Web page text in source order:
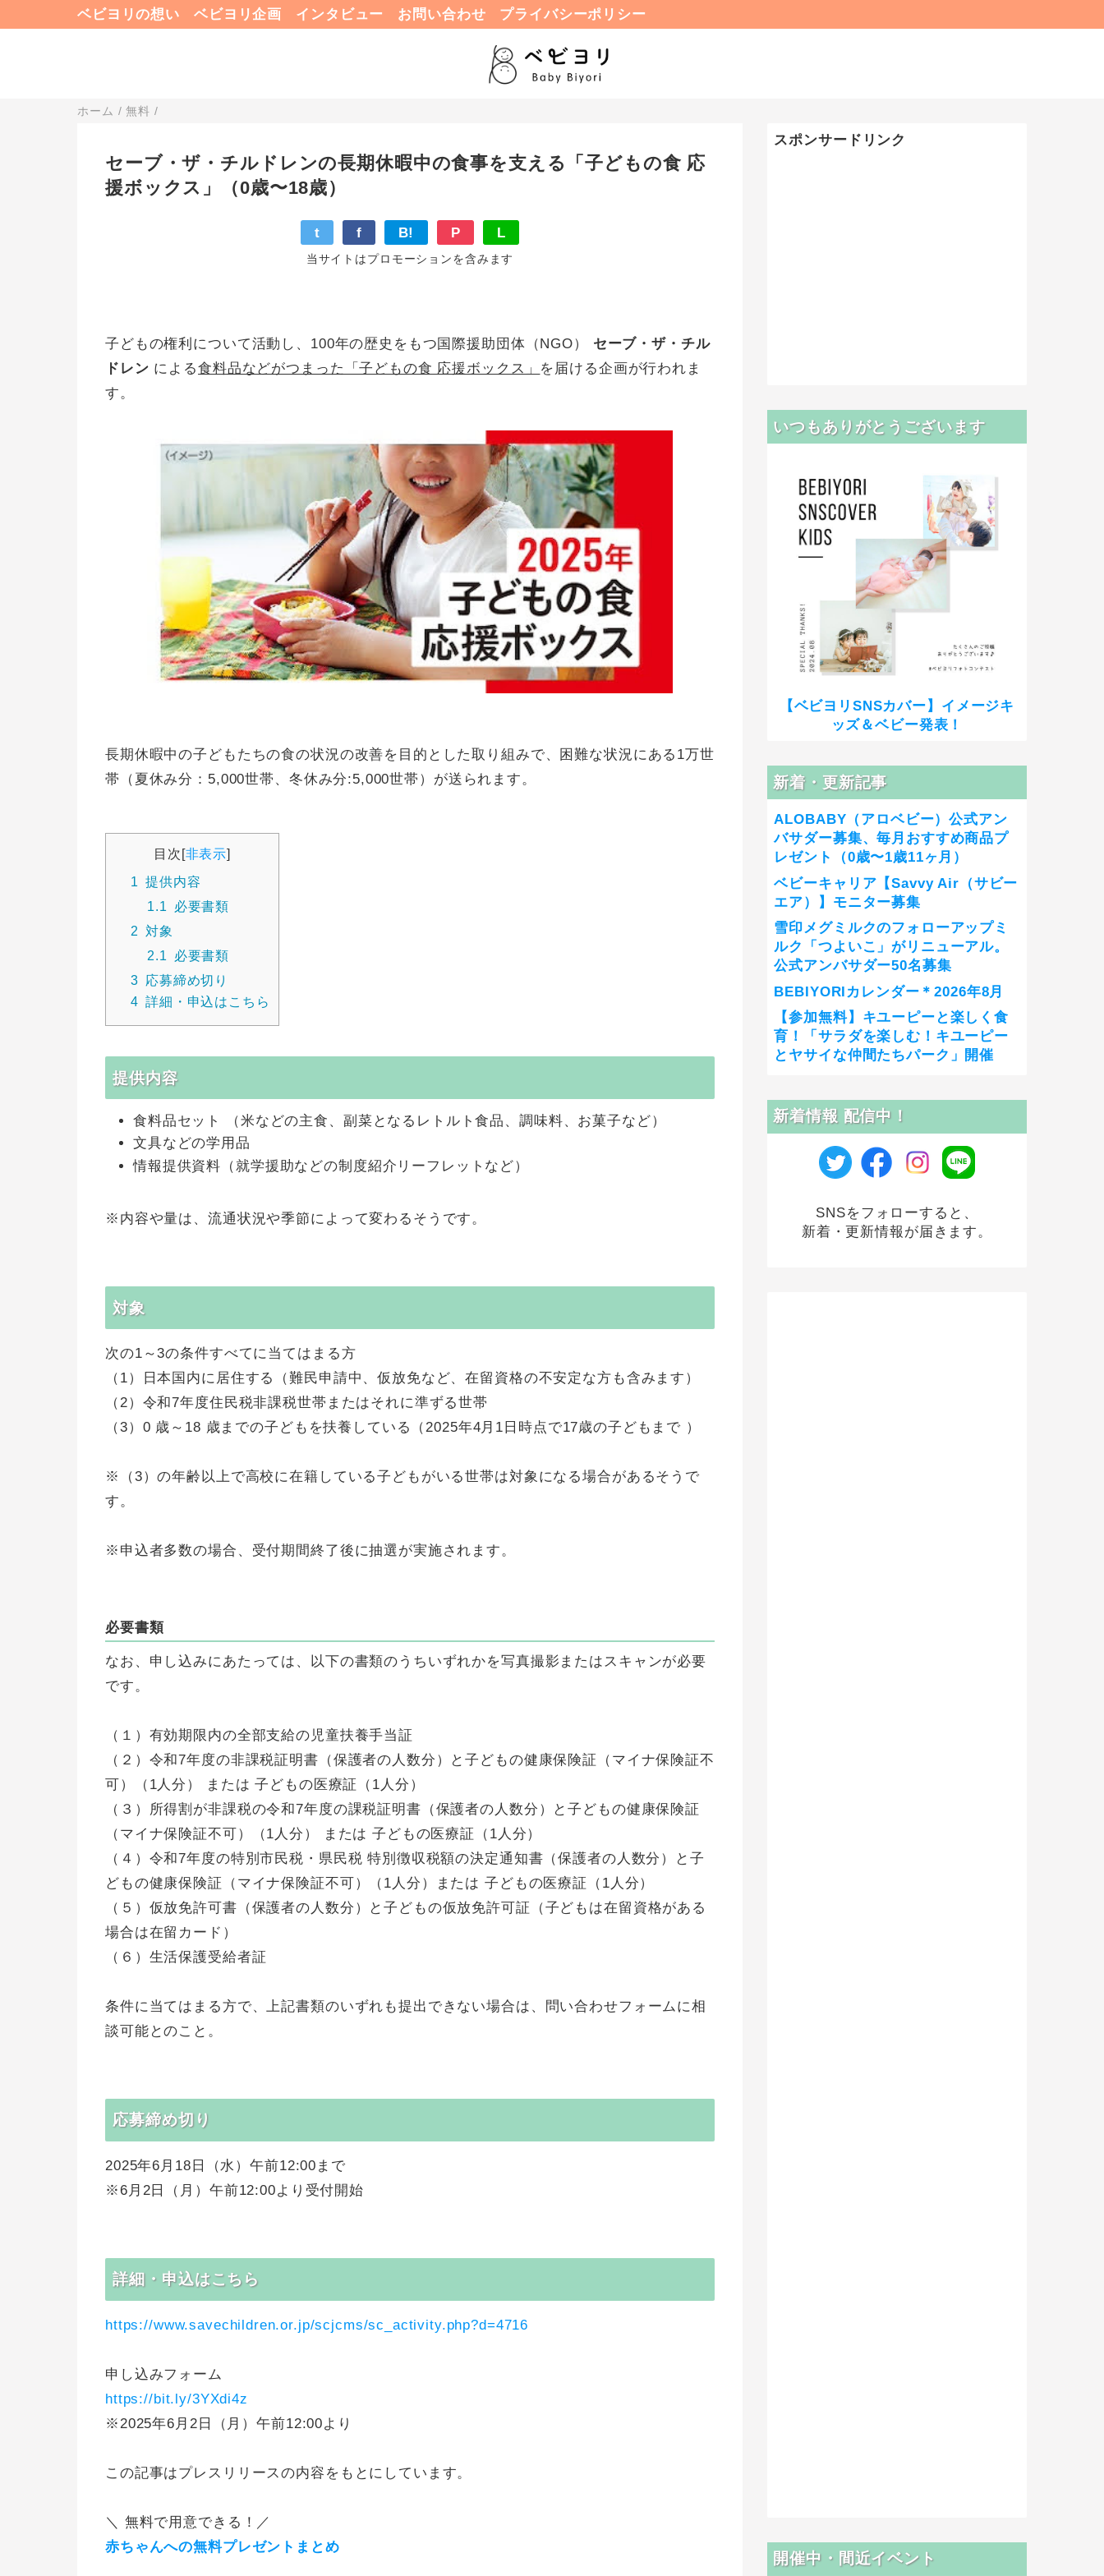
ベビヨリの想い ベビヨリ企画 インタビュー お問い合わせ プライバシーポリシー
ホーム /無料 /
セーブ・ザ・チルドレンの長期休暇中の食事を支える「子どもの食 応
援ボックス」（0歳〜18歳）
t f B! P L
当サイトはプロモーションを含みます
子どもの権利について活動し、100年の歴史をもつ国際援助団体（NGO） セーブ・ザ・チル
ドレン による食料品などがつまった「子どもの食 応援ボックス」 を届ける企画が行われま
す。
長期休暇中の子どもたちの食の状況の改善を目的とした取り組みで、困難な状況にある1万世
帯（夏休み分：5,000世帯、冬休み分:5,000世帯）が送られます。
目次[非表示]
1 提供内容
1.1
必要書類
2 対象
2.1
必要書類
3 応募締め切り
4 詳細・申込はこちら
提供内容
食料品セット （米などの主食、副菜となるレトルト食品、調味料、お菓子など）
文具などの学用品
情報提供資料（就学援助などの制度紹介リーフレットなど）
※内容や量は、流通状況や季節によって変わるそうです。
対象
次の1～3の条件すべてに当てはまる方
（1）日本国内に居住する（難民申請中、仮放免など、在留資格の不安定な方も含みます）
（2）令和7年度住民税非課税世帯またはそれに準ずる世帯
（3）0 歳～18 歳までの子どもを扶養している（2025年4月1日時点で17歳の子どもまで ）
※（3）の年齢以上で高校に在籍している子どもがいる世帯は対象になる場合があるそうで
す。
※申込者多数の場合、受付期間終了後に抽選が実施されます。
必要書類
なお、申し込みにあたっては、以下の書類のうちいずれかを写真撮影またはスキャンが必要
です。
（１）有効期限内の全部支給の児童扶養手当証
（２）令和7年度の非課税証明書（保護者の人数分）と子どもの健康保険証（マイナ保険証不
可）（1人分） または 子どもの医療証（1人分）
（３）所得割が非課税の令和7年度の課税証明書（保護者の人数分）と子どもの健康保険証
（マイナ保険証不可）（1人分） または 子どもの医療証（1人分）
（４）令和7年度の特別市民税・県民税 特別徴収税額の決定通知書（保護者の人数分）と子
どもの健康保険証（マイナ保険証不可）（1人分）または 子どもの医療証（1人分）
（５）仮放免許可書（保護者の人数分）と子どもの仮放免許可証（子どもは在留資格がある
場合は在留カード）
（６）生活保護受給者証
条件に当てはまる方で、上記書類のいずれも提出できない場合は、問い合わせフォームに相
談可能とのこと。
応募締め切り
2025年6月18日（水）午前12:00まで
※6月2日（月）午前12:00より受付開始
詳細・申込はこちら
https://www.savechildren.or.jp/scjcms/sc_activity.php?d=4716
申し込みフォーム
https://bit.ly/3YXdi4z
※2025年6月2日（月）午前12:00より
この記事はプレスリリースの内容をもとにしています。
＼ 無料で用意できる！／
赤ちゃんへの無料プレゼントまとめ
スポンサードリンク
いつもありがとうございます
【ベビヨリSNSカバー】イメージキ
ッズ＆ベビー発表！
新着・更新記事
ALOBABY（アロベビー）公式アン
バサダー募集、毎月おすすめ商品プ
レゼント（0歳〜1歳11ヶ月）
ベビーキャリア【Savvy Air（サビー
エア）】モニター募集
雪印メグミルクのフォローアップミ
ルク「つよいこ」がリニューアル。
公式アンバサダー50名募集
BEBIYORIカレンダー＊2026年8月
【参加無料】キユーピーと楽しく食
育！「サラダを楽しむ！キユーピー
とヤサイな仲間たちパーク」開催
新着情報 配信中！
SNSをフォローすると、
新着・更新情報が届きます。
開催中・間近イベント